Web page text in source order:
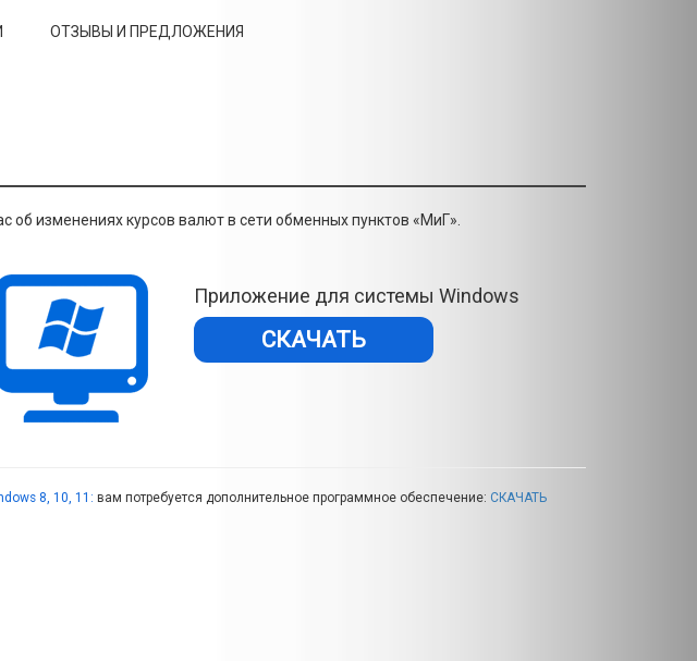
ОТЗЫВЫ И ПРЕДЛОЖЕНИЯ
изменениях курсов валют в сети обменных пунктов «МиГ».
Приложение для системы Windows
СКАЧАТЬ
8, 10, 11: вам потребуется дополнительное программное обеспечение: СКАЧАТЬ